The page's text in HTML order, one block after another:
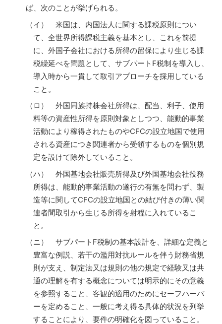
ば、次のことが挙げられる。
（イ） 米国は、内国法人に関する課税原則につい
て、全世界所得課税主義を基本とし、これを前提
に、外国子会社における所得の留保により生じる課
税繰延べを問題として、サブパートF税制を導入し、
導入時から一貫して取引アプローチを採用している
こと。
（ロ） 外国同族持株会社所得は、配当、利子、使用
料等の資産性所得を原則対象としつつ、能動的事業
活動により稼得されたものやCFCの設立地国で使用
される資産につき関連者から受領するものを個別規
定を設けて除外していること。
（ハ） 外国基地会社販売所得及び外国基地会社役務
所得は、能動的事業活動の遂行の有無を問わず、製
造等に関してCFCの設立地国との結び付きの薄い関
連者間取引から生じる所得を射程に入れているこ
と。
（ニ） サブパートF税制の基本設計を、詳細な定義と
豊富な例説、若干の濫用対抗ルールを伴う財務省規
則が支え、制定法又は規則の他の規定で経験又は共
通の理解を有する概念については明示的にその意義
を参照すること、客観的適用のためにセーフハーバ
ーを定めること、一般に考え得る具体的状況を列挙
することにより、要件の明確化を図っていること。